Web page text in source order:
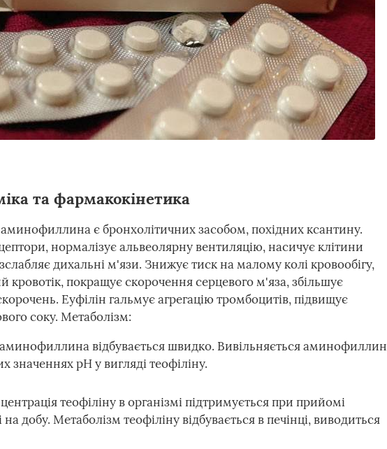
та фармакокінетика
є бронхолітичних засобом, похідних ксантину.
нормалізує альвеолярну вентиляцію, насичує клітини
дихальні м'язи. Знижує тиск на малому колі кровообігу,
кровотік, покращує скорочення серцевого м'яза, збільшує
Еуфілін гальмує агрегацію тромбоцитів, підвищує
соку. Метаболізм:
відбувається швидко. Вивільняється аминофиллин
значеннях рН у вигляді теофіліну.
теофіліну в організмі підтримується при прийомі
на добу. Метаболізм теофіліну відбувається в печінці, виводиться